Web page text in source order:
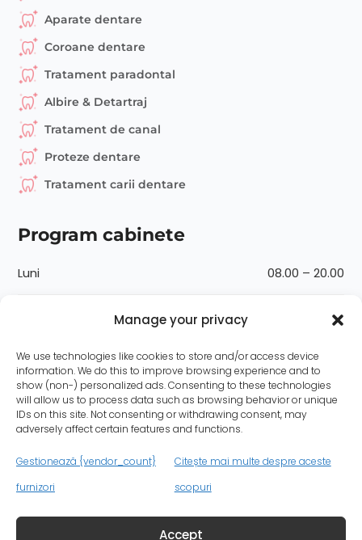
Manage your privacy
We use technologies like cookies to store and/or access device
information. We do this to improve browsing experience and to
show (non-) personalized ads. Consenting to these technologies
will allow us to process data such as browsing behavior or unique
IDs on this site. Not consenting or withdrawing consent, may
adversely affect certain features and functions.
Gestionează {vendor_count}
furnizori
Citește mai multe despre aceste
scopuri
Accept
Aparate dentare
Coroane dentare
Tratament paradontal
Albire & Detartraj
Tratament de canal
Proteze dentare
Tratament carii dentare
Program cabinete
Luni 08.00 – 20.00
08.00 – 20.00
Miercuri 08.00 – 20.00
Joi 08.00 – 20.00
Sâmbătă